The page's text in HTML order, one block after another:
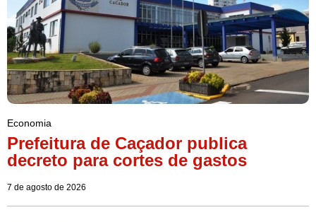
Economia
Prefeitura de Caçador publica
decreto para cortes de gastos
7 de agosto de 2026